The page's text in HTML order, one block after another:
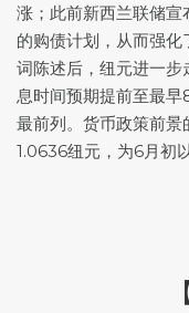
涨；此前新西兰联储
的购债计划，从而强
词陈述后，纽元进一步
息时间预期提前至最
最前列。货币政策前
1.0636纽元，为6月初